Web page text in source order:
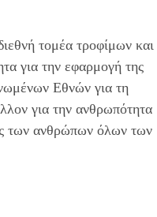
τομέα τροφίμων και
για την εφαρμογή της
Εθνών για τη
για την ανθρωπότητα
των ανθρώπων όλων των